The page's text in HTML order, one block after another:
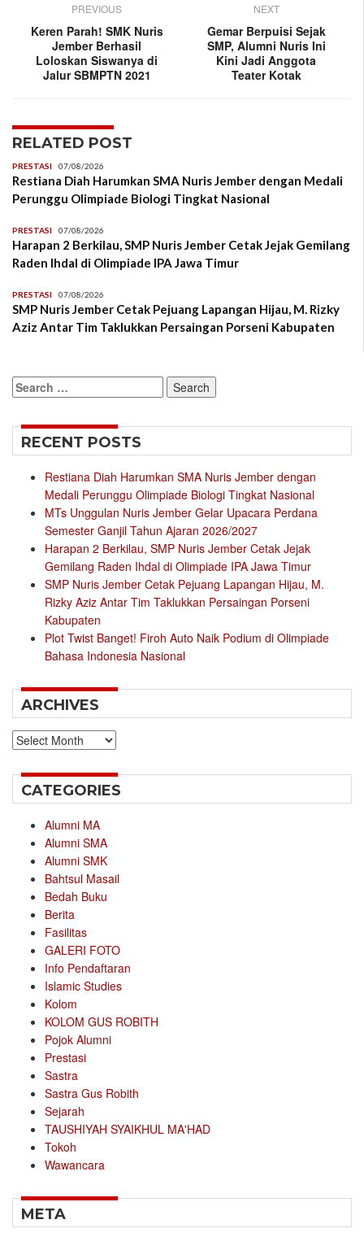
PREVIOUS
Keren Parah! SMK Nuris
Jember Berhasil
Loloskan Siswanya di
Jalur SBMPTN 2021
NEXT
Gemar Berpuisi Sejak
SMP, Alumni Nuris Ini
Kini Jadi Anggota
Teater Kotak
RELATED POST
PRESTASI 07/08/2026
Restiana Diah Harumkan SMA Nuris Jember dengan Medali
Perunggu Olimpiade Biologi Tingkat Nasional
PRESTASI 07/08/2026
Harapan 2 Berkilau, SMP Nuris Jember Cetak Jejak Gemilang
Raden Ihdal di Olimpiade IPA Jawa Timur
PRESTASI 07/08/2026
SMP Nuris Jember Cetak Pejuang Lapangan Hijau, M. Rizky
Aziz Antar Tim Taklukkan Persaingan Porseni Kabupaten
Search
for:
RECENT POSTS
Restiana Diah Harumkan SMA Nuris Jember dengan
Medali Perunggu Olimpiade Biologi Tingkat Nasional
MTs Unggulan Nuris Jember Gelar Upacara Perdana
Semester Ganjil Tahun Ajaran 2026/2027
Harapan 2 Berkilau, SMP Nuris Jember Cetak Jejak
Gemilang Raden Ihdal di Olimpiade IPA Jawa Timur
SMP Nuris Jember Cetak Pejuang Lapangan Hijau, M.
Rizky Aziz Antar Tim Taklukkan Persaingan Porseni
Kabupaten
Plot Twist Banget! Firoh Auto Naik Podium di Olimpiade
Bahasa Indonesia Nasional
ARCHIVES
Archives
CATEGORIES
Alumni MA
Alumni SMA
Alumni SMK
Bahtsul Masail
Bedah Buku
Berita
Fasilitas
GALERI FOTO
Info Pendaftaran
Islamic Studies
Kolom
KOLOM GUS ROBITH
Pojok Alumni
Prestasi
Sastra
Sastra Gus Robith
Sejarah
TAUSHIYAH SYAIKHUL MA'HAD
Tokoh
Wawancara
META